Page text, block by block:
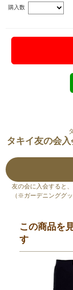
購入数
タキイ友の会
友の会に入会すると
（※ガーデニンググ
この商品を
す